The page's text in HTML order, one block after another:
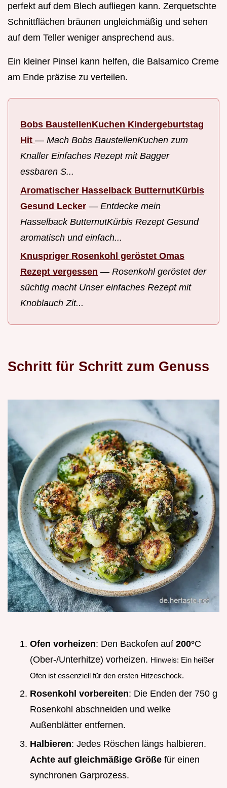
perfekt auf dem Blech aufliegen kann. Zerquetschte
Schnittflächen bräunen ungleichmäßig und sehen
auf dem Teller weniger ansprechend aus.
Ein kleiner Pinsel kann helfen, die Balsamico Creme
am Ende präzise zu verteilen.
Bobs BaustellenKuchen Kindergeburtstag
Hit — Mach Bobs BaustellenKuchen zum
Knaller Einfaches Rezept mit Bagger
essbaren S...
Aromatischer Hasselback ButternutKürbis
Gesund Lecker — Entdecke mein
Hasselback ButternutKürbis Rezept Gesund
aromatisch und einfach...
Knuspriger Rosenkohl geröstet Omas
Rezept vergessen — Rosenkohl geröstet der
süchtig macht Unser einfaches Rezept mit
Knoblauch Zit...
Schritt für Schritt zum Genuss
Ofen vorheizen: Den Backofen auf 200°C
(Ober-/Unterhitze) vorheizen. Hinweis: Ein heißer
Ofen ist essenziell für den ersten Hitzeschock.
Rosenkohl vorbereiten: Die Enden der 750 g
Rosenkohl abschneiden und welke
Außenblätter entfernen.
Halbieren: Jedes Röschen längs halbieren.
Achte auf gleichmäßige Größe für einen
synchronen Garprozess.